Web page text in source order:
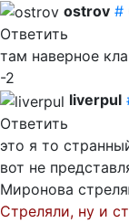
ostrov #
Ответить
там наверное
-2
liverpul
Ответить
это я то
вот не
Миронова
Стреляли, ну и